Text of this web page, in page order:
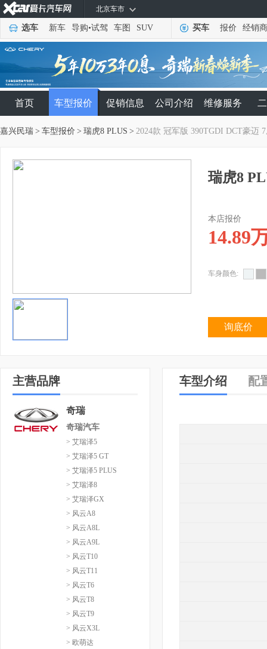
北京车市
选车 新车 导购•试驾 车图 SUV 买车 报价 经销商
首页 车型报价 促销信息 公司介绍 维修服务
嘉兴民瑞 > 车型报价 > 瑞虎8 PLUS > 2024款 冠军版 390TGDI DCT豪迈
瑞虎8
本店报价
14.89
车身颜色:
询底价
主营品牌
奇瑞
奇瑞汽车
> 艾瑞泽5
> 艾瑞泽5 GT
> 艾瑞泽5 PLUS
> 艾瑞泽8
> 艾瑞泽GX
> 风云A8
> 风云A8L
> 风云A9L
> 风云T10
> 风云T11
> 风云T6
> 风云T8
> 风云T9
> 风云X3L
> 欧萌达
车型介绍 配